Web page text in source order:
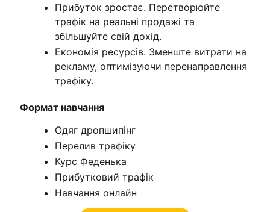
Прибуток зростає. Перетворюйте
трафік на реальні продажі та
збільшуйте свій дохід.
Економія ресурсів. Зменште витрати на
рекламу, оптимізуючи перенаправлення
трафіку.
Формат навчання
Одяг дропшипінг
Перелив трафіку
Курс Феденька
Прибутковий трафік
Навчання онлайн